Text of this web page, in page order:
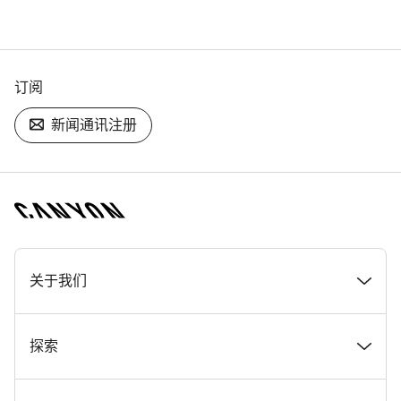
订阅
新闻通讯注册
[footer.linksList.title]
关于我们
奖项
探索